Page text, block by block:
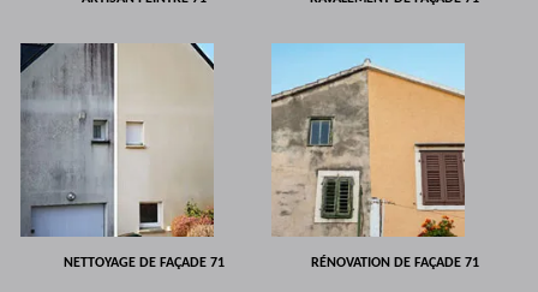
NETTOYAGE DE FAÇADE 71 RÉNOVATION DE FAÇADE 71